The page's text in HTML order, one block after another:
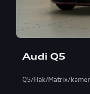
Audi Q5
Q5/Hak/Matrix/